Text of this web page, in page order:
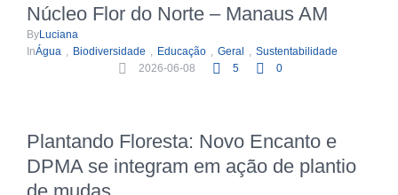
Núcleo Flor do Norte – Manaus AM
ByLuciana
InÁgua , Biodiversidade , Educação , Geral , Sustentabilidade
2026-06-08
5 0
Plantando Floresta: Novo Encanto e
DPMA se integram em ação de plantio